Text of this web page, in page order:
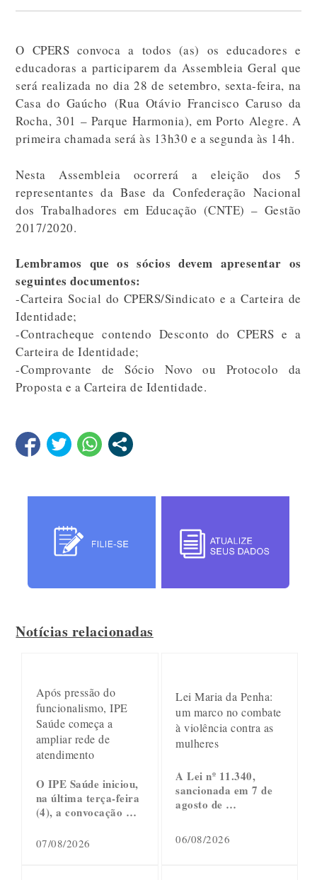
O CPERS convoca a todos (as) os educadores e
educadoras a participarem da Assembleia Geral que
será realizada no dia 28 de setembro, sexta-feira, na
Casa do Gaúcho (Rua Otávio Francisco Caruso da
Rocha, 301 – Parque Harmonia), em Porto Alegre. A
primeira chamada será às 13h30 e a segunda às 14h.
Nesta Assembleia ocorrerá a eleição dos 5
representantes da Base da Confederação Nacional
dos Trabalhadores em Educação (CNTE) – Gestão
2017/2020.
Lembramos que os sócios devem apresentar os
seguintes documentos:
-Carteira Social do CPERS/Sindicato e a Carteira de
Identidade;
-Contracheque contendo Desconto do CPERS e a
Carteira de Identidade;
-Comprovante de Sócio Novo ou Protocolo da
Proposta e a Carteira de Identidade.
Notícias relacionadas
Após pressão do
funcionalismo, IPE
Saúde começa a
ampliar rede de
atendimento
O IPE Saúde iniciou,
na última terça-feira
(4), a convocação …
07/08/2026
Lei Maria da Penha:
um marco no combate
à violência contra as
mulheres
A Lei nº 11.340,
sancionada em 7 de
agosto de …
06/08/2026